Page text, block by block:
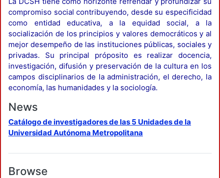
compromiso social contribuyendo, desde su especificidad
como entidad educativa, a la equidad social, a la
socialización de los principios y valores democráticos y al
mejor desempeño de las instituciones públicas, sociales y
privadas. Su principal próposito es realizar docencia,
investigación, difusión y preservación de la cultura en los
campos disciplinarios de la administración, el derecho, la
economía, las humanidades y la sociología.
News
Catálogo de investigadores de las 5 Unidades de la
Universidad Autónoma Metropolitana
Browse